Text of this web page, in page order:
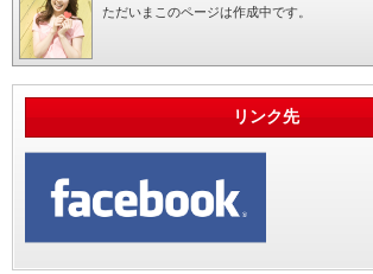
ただいまこのページは作成中です。
リンク先